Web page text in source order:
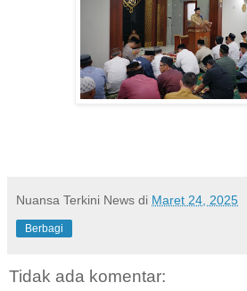
Nuansa Terkini News di Maret 24, 2025
Berbagi
Tidak ada komentar: